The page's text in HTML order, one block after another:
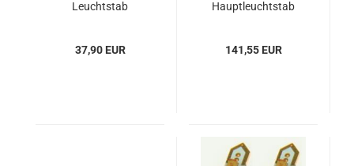
Leuchtstab
37,90 EUR
Hauptleuchtstab
141,55 EUR